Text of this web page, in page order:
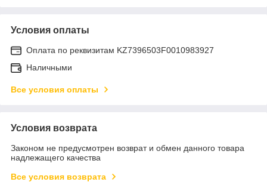
Условия оплаты
Оплата по реквизитам KZ7396503F0010983927
Наличными
Все условия оплаты
Условия возврата
Законом не предусмотрен возврат и обмен данного товара
надлежащего качества
Все условия возврата